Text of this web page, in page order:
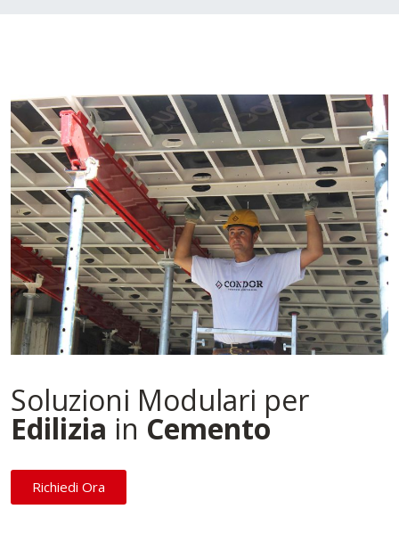
Soluzioni Modulari per
Edilizia in Cemento
Richiedi Ora